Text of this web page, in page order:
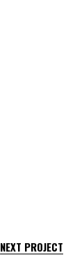
NEXT PROJECT